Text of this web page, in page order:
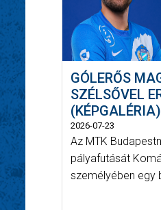
GÓLERŐS
SZÉLSŐVEL
(KÉPGALÉRIA)
2026-07-23
Az MTK
pályafutását
személyében egy